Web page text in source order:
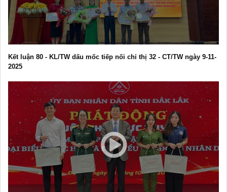
Kết luận 80 - KL/TW dấu mốc tiếp nối chỉ thị 32 - CT/TW ngày 9-11-
2025